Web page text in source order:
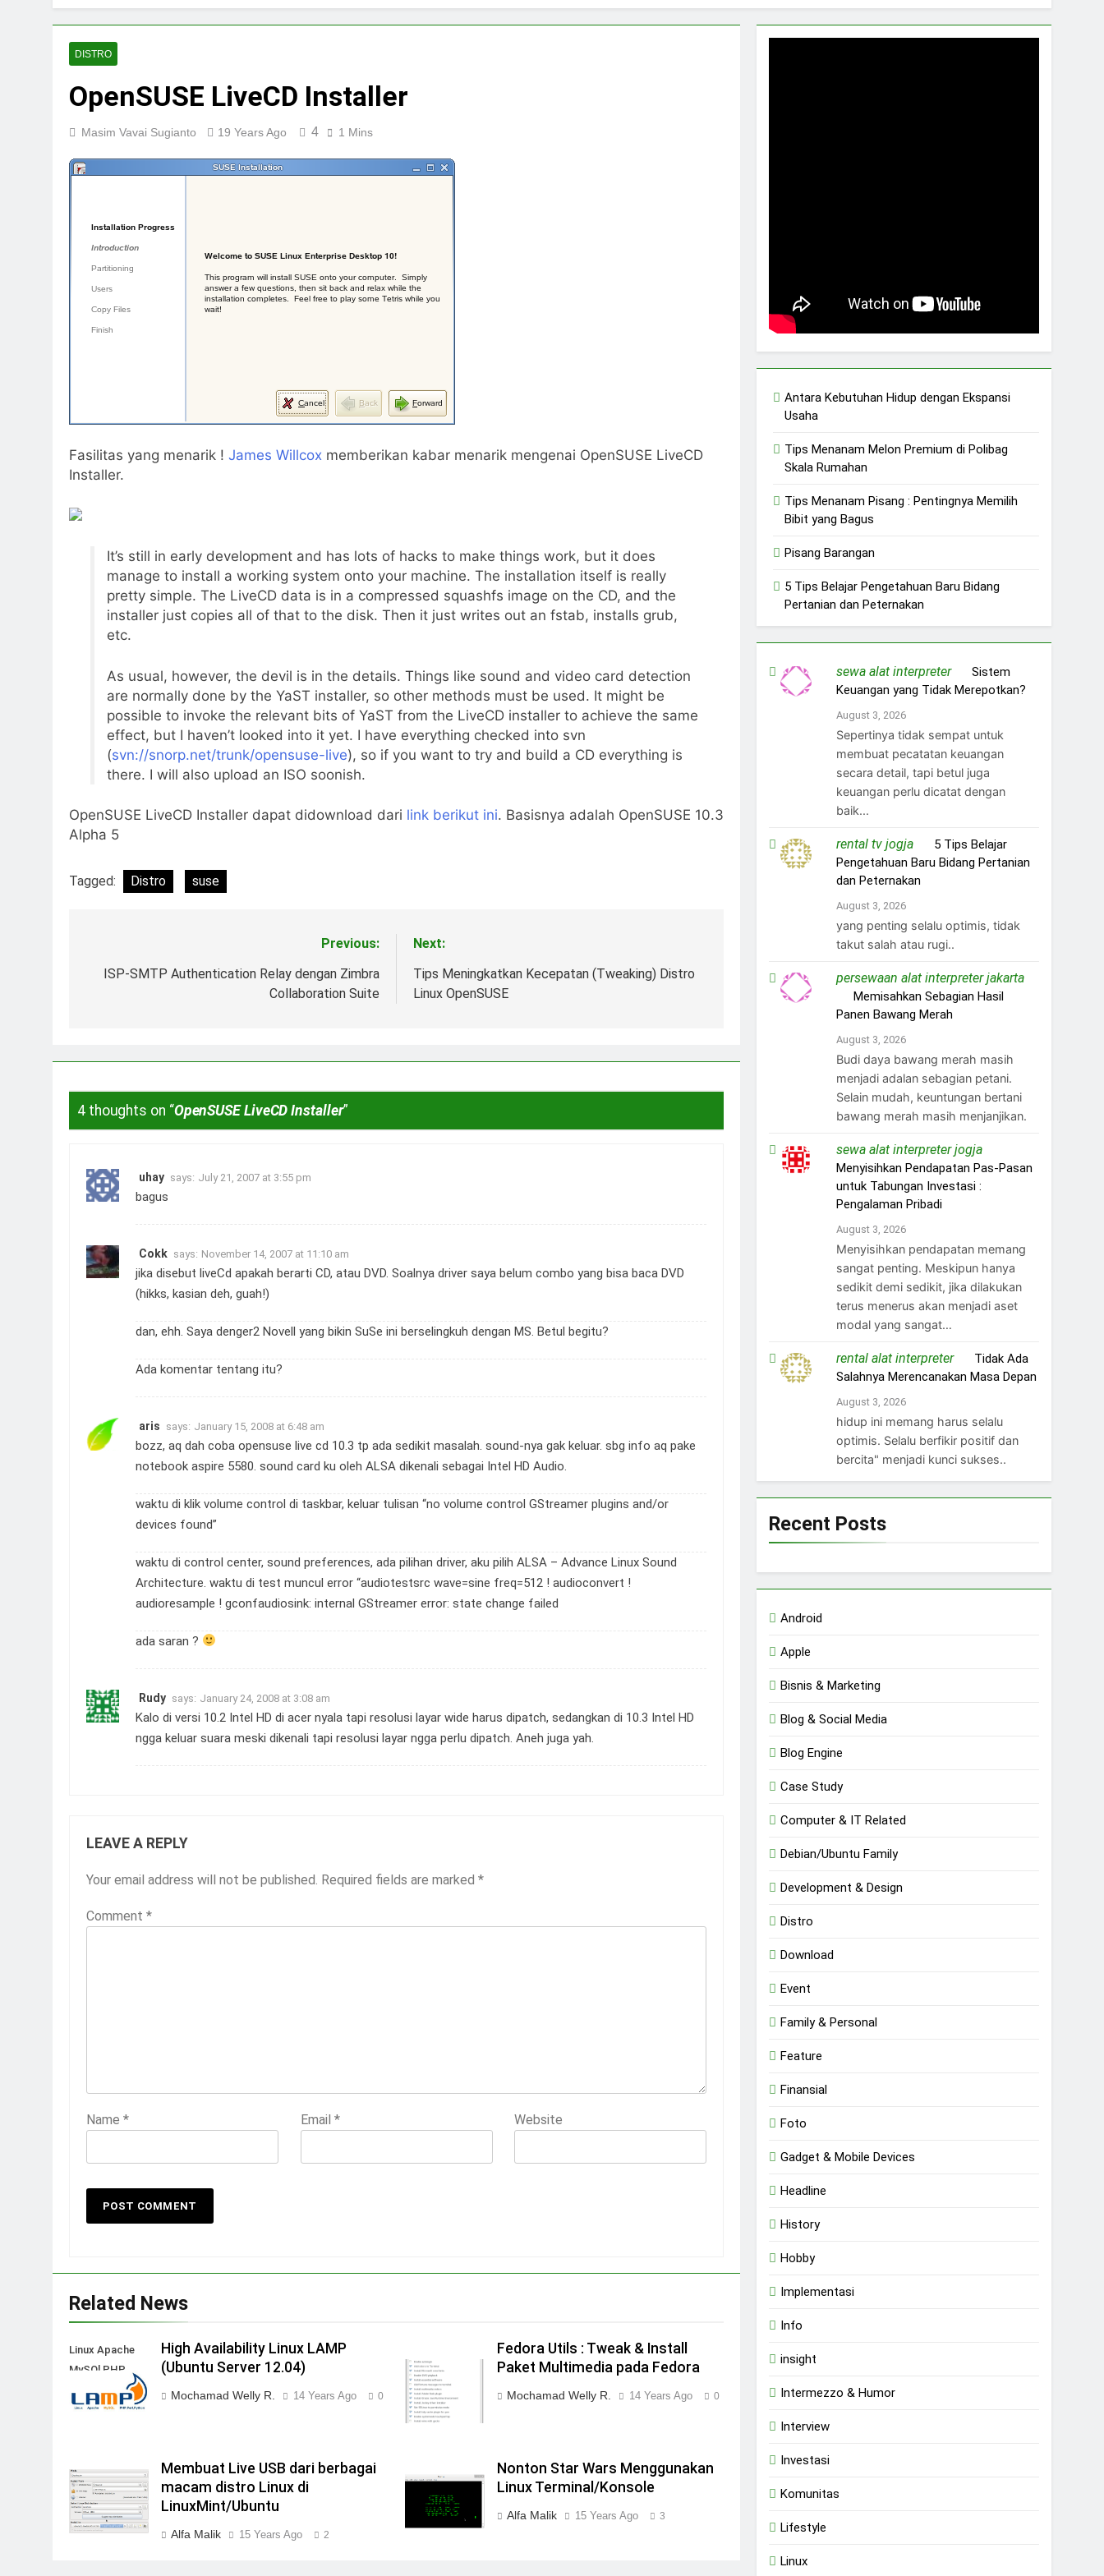
DISTRO
OpenSUSE LiveCD Installer
Masim Vavai Sugianto 19 Years Ago 4 1 Mins
Fasilitas yang menarik ! James Willcox memberikan kabar menarik mengenai OpenSUSE LiveCD
Installer.
It’s still in early development and has lots of hacks to make things work, but it does
manage to install a working system onto your machine. The installation itself is really
pretty simple. The LiveCD data is in a compressed squashfs image on the CD, and the
installer just copies all of that to the disk. Then it just writes out an fstab, installs grub,
etc.
As usual, however, the devil is in the details. Things like sound and video card detection
are normally done by the YaST installer, so other methods must be used. It might be
possible to invoke the relevant bits of YaST from the LiveCD installer to achieve the same
effect, but I haven’t looked into it yet. I have everything checked into svn
(svn://snorp.net/trunk/opensuse-live), so if you want to try and build a CD everything is
there. I will also upload an ISO soonish.
OpenSUSE LiveCD Installer dapat didownload dari link berikut ini. Basisnya adalah OpenSUSE 10.3
Alpha 5
Tagged: Distro suse
navigation
Previous:
ISP-SMTP Authentication Relay dengan Zimbra
Collaboration Suite
Next:
Tips Meningkatkan Kecepatan (Tweaking) Distro
Linux OpenSUSE
4 thoughts on “OpenSUSE LiveCD Installer”
uhay says: July 21, 2007 at 3:55 pm
bagus
Cokk says: November 14, 2007 at 11:10 am
jika disebut liveCd apakah berarti CD, atau DVD. Soalnya driver saya belum combo yang bisa baca DVD
(hikks, kasian deh, guah!)
dan, ehh. Saya denger2 Novell yang bikin SuSe ini berselingkuh dengan MS. Betul begitu?
Ada komentar tentang itu?
aris says: January 15, 2008 at 6:48 am
bozz, aq dah coba opensuse live cd 10.3 tp ada sedikit masalah. sound-nya gak keluar. sbg info aq pake
notebook aspire 5580. sound card ku oleh ALSA dikenali sebagai Intel HD Audio.
waktu di klik volume control di taskbar, keluar tulisan “no volume control GStreamer plugins and/or
devices found”
waktu di control center, sound preferences, ada pilihan driver, aku pilih ALSA – Advance Linux Sound
Architecture. waktu di test muncul error “audiotestsrc wave=sine freq=512 ! audioconvert !
audioresample ! gconfaudiosink: internal GStreamer error: state change failed
ada saran ?
Rudy says: January 24, 2008 at 3:08 am
Kalo di versi 10.2 Intel HD di acer nyala tapi resolusi layar wide harus dipatch, sedangkan di 10.3 Intel HD
ngga keluar suara meski dikenali tapi resolusi layar ngga perlu dipatch. Aneh juga yah.
LEAVE A REPLY
Your email address will not be published. Required fields are marked *
Comment *
Name * Email * Website
Related News
Linux Apache
MySQl PHP
High Availability Linux LAMP
(Ubuntu Server 12.04)
Mochamad Welly R. 14 Years Ago 0
Fedora Utils : Tweak & Install
Paket Multimedia pada Fedora
Mochamad Welly R. 14 Years Ago 0
Membuat Live USB dari berbagai
macam distro Linux di
LinuxMint/Ubuntu
Alfa Malik 15 Years Ago 2
Nonton Star Wars Menggunakan
Linux Terminal/Konsole
Alfa Malik 15 Years Ago 3
Antara Kebutuhan Hidup dengan Ekspansi
Usaha
Tips Menanam Melon Premium di Polibag
Skala Rumahan
Tips Menanam Pisang : Pentingnya Memilih
Bibit yang Bagus
Pisang Barangan
5 Tips Belajar Pengetahuan Baru Bidang
Pertanian dan Peternakan
sewa alat interpreteron Sistem
Keuangan yang Tidak Merepotkan?
August 3, 2026
Sepertinya tidak sempat untuk
membuat pecatatan keuangan
secara detail, tapi betul juga
keuangan perlu dicatat dengan
baik...
rental tv jogjaon 5 Tips Belajar
Pengetahuan Baru Bidang Pertanian
dan Peternakan
August 3, 2026
yang penting selalu optimis, tidak
takut salah atau rugi..
persewaan alat interpreter jakarta
Memisahkan Sebagian Hasil
Panen Bawang Merah
August 3, 2026
Budi daya bawang merah masih
menjadi adalan sebagian petani.
Selain mudah, keuntungan bertani
bawang merah masih menjanjikan.
sewa alat interpreter jogjaon
Menyisihkan Pendapatan Pas-Pasan
untuk Tabungan Investasi :
Pengalaman Pribadi
August 3, 2026
Menyisihkan pendapatan memang
sangat penting. Meskipun hanya
sedikit demi sedikit, jika dilakukan
terus menerus akan menjadi aset
modal yang sangat…
rental alat interpreteron Tidak Ada
Salahnya Merencanakan Masa Depan
August 3, 2026
hidup ini memang harus selalu
optimis. Selalu berfikir positif dan
bercita" menjadi kunci sukses..
Recent Posts
Android
Apple
Bisnis & Marketing
Blog & Social Media
Blog Engine
Case Study
Computer & IT Related
Debian/Ubuntu Family
Development & Design
Distro
Download
Event
Family & Personal
Feature
Finansial
Foto
Gadget & Mobile Devices
Headline
History
Hobby
Implementasi
Info
insight
Intermezzo & Humor
Interview
Investasi
Komunitas
Lifestyle
Linux